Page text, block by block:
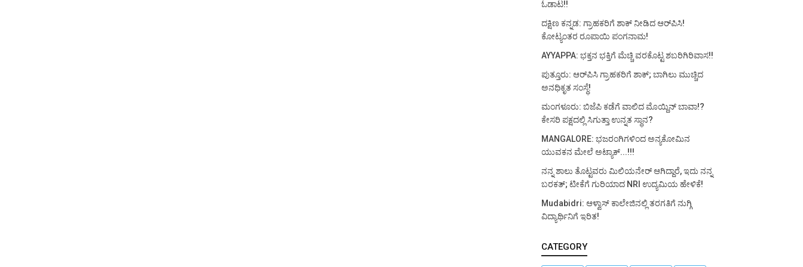
ಓಡಾಟ!!
ದಕ್ಷಿಣ ಕನ್ನಡ: ಗ್ರಾಹಕರಿಗೆ ಶಾಕ್ ನೀಡಿದ ಆರ್‌ಪಿಸಿ!
ಕೋಟ್ಯಂತರ ರೂಪಾಯಿ ಪಂಗನಾಮ!
AYYAPPA: ಭಕ್ತನ ಭಕ್ತಿಗೆ ಮೆಚ್ಚಿ ವರಕೊಟ್ಟ ಶಬರಿಗಿರಿವಾಸ!!
ಪುತ್ತೂರು: ಆರ್‌ಪಿಸಿ ಗ್ರಾಹಕರಿಗೆ ಶಾಕ್; ಬಾಗಿಲು ಮುಚ್ಚಿದ
ಅನಧಿಕೃತ ಸಂಸ್ಥೆ!
ಮಂಗಳೂರು: ಬಿಜೆಪಿ ಕಡೆಗೆ ವಾಲಿದ ಮೊಯ್ದಿನ್ ಬಾವಾ!?
ಕೇಸರಿ ಪಕ್ಷದಲ್ಲಿ ಸಿಗುತ್ತಾ ಉನ್ನತ ಸ್ಥಾನ?
MANGALORE: ಭಜರಂಗಿಗಳಿಂದ ಅನ್ಯಕೋಮಿನ
ಯುವಕನ ಮೇಲೆ ಅಟ್ಯಾಕ್...!!!
ನನ್ನ ಶಾಲು ತೊಟ್ಟವರು ಮಿಲಿಯನೇರ್ ಆಗಿದ್ದಾರೆ, ಇದು ನನ್ನ
ಬರಕತ್; ಟೀಕೆಗೆ ಗುರಿಯಾದ NRI ಉದ್ಯಮಿಯ ಹೇಳಿಕೆ!
Mudabidri: ಆಳ್ವಾಸ್ ಕಾಲೇಜಿನಲ್ಲಿ ತರಗತಿಗೆ ನುಗ್ಗಿ
ವಿದ್ಯಾರ್ಥಿನಿಗೆ ಇರಿತ!
CATEGORY